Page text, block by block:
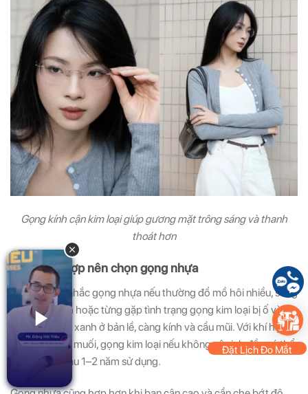
Gọng kính cận kim loại giúp gương mặt trông sáng và thanh
thoát hơn
2. Trường hợp nên chọn gọng nhựa
Bạn nên cân nhắc gọng nhựa nếu thường đổ mồ hôi nhiều, sống
mũi nhạy cảm hoặc từng gặp tình trạng gọng kim loại bị ố vàng,
tróc sơn, mốc xanh ở bản lề, càng kính và cầu mũi. Với khí hậu
ẩm và mồ hôi muối, gọng kim loại nếu không vệ sinh đều có thể
xuống màu sau 1–2 năm sử dụng.
Đặt Lịch Đo Mắt